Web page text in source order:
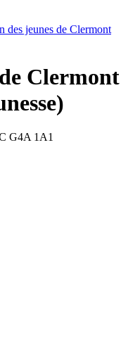
des jeunes de Clermont
Clermont
G4A 1A1